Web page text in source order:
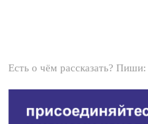
Есть о чём рассказать? Пиши: